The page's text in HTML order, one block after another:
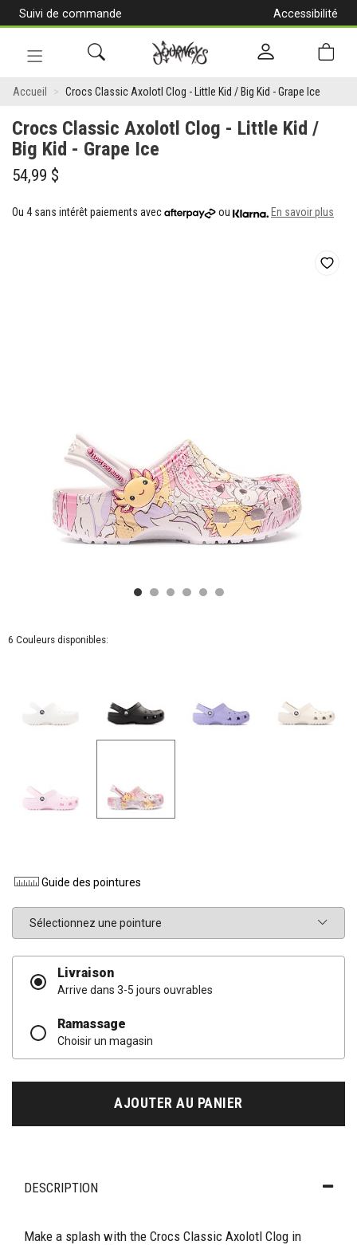
Suivi de commande
Accessibilité
en
Crocs
Classic
Axolotl
Clog
Accueil Crocs Classic Axolotl Clog - Little Kid / Big Kid - Grape Ice
Crocs Classic Axolotl Clog - Little Kid /
Big Kid - Grape Ice
54,99 $
Ou 4 sans intérêt paiements avec ou En savoir plus
6 Couleurs disponibles:
Guide des pointures
Livraison
Arrive dans 3-5 jours ouvrables
Ramassage
Choisir un magasin
AJOUTER AU PANIER
DESCRIPTION
Make a splash with the Crocs Classic Axolotl Clog in